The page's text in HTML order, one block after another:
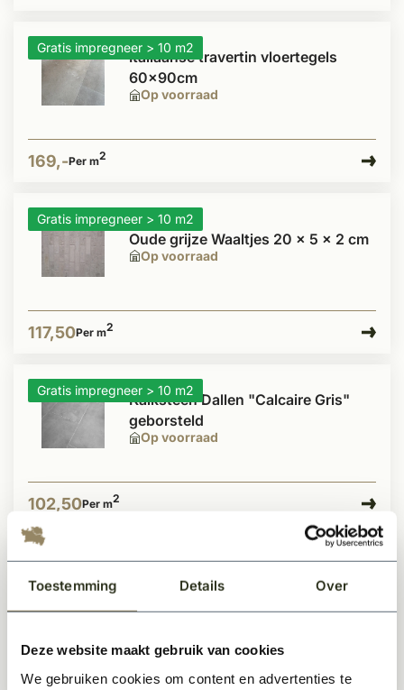
Toestemming Details Over
Deze website maakt gebruik van cookies
We gebruiken cookies om content en advertenties te
Gratis impregneer > 10 m2
Op voorraad
Italiaanse travertin vloertegels
60x90cm
169,-Per m2
Gratis impregneer > 10 m2
Op voorraad
Oude grijze Waaltjes 20 x 5 x 2 cm
117,50Per m2
Gratis impregneer > 10 m2
Op voorraad
Kalksteen Dallen "Calcaire Gris"
geborsteld
102,50Per m2
Gratis impregneer > 10 m2
Op voorraad
geborsteld 40/50 cm breed
89,99Per m